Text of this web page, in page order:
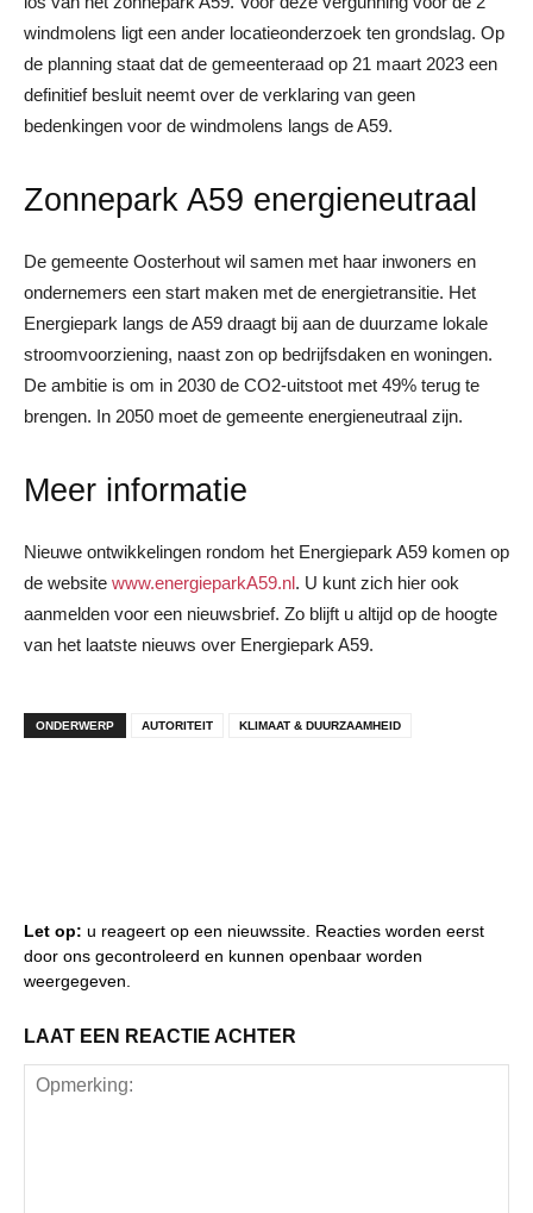
windmolens ligt een ander locatieonderzoek ten grondslag. Op
de planning staat dat de gemeenteraad op 21 maart 2023 een
definitief besluit neemt over de verklaring van geen
bedenkingen voor de windmolens langs de A59.
Zonnepark A59 energieneutraal
De gemeente Oosterhout wil samen met haar inwoners en
ondernemers een start maken met de energietransitie. Het
Energiepark langs de A59 draagt bij aan de duurzame lokale
stroomvoorziening, naast zon op bedrijfsdaken en woningen.
De ambitie is om in 2030 de CO2-uitstoot met 49% terug te
brengen. In 2050 moet de gemeente energieneutraal zijn.
Meer informatie
Nieuwe ontwikkelingen rondom het Energiepark A59 komen op
de website www.energieparkA59.nl. U kunt zich hier ook
aanmelden voor een nieuwsbrief. Zo blijft u altijd op de hoogte
van het laatste nieuws over Energiepark A59.
ONDERWERP AUTORITEIT KLIMAAT & DUURZAAMHEID
Let op: u reageert op een nieuwssite. Reacties worden eerst
door ons gecontroleerd en kunnen openbaar worden
weergegeven.
LAAT EEN REACTIE ACHTER